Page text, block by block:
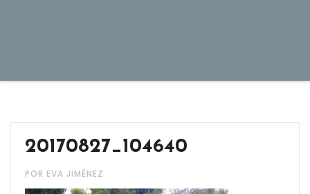
20170827_104640
POR EVA JIMÉNEZ